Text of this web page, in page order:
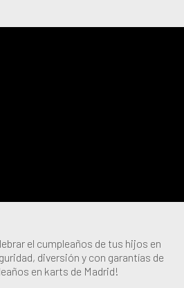
el cumpleaños de tus hijos en
diversión y con garantías de
en karts de Madrid!